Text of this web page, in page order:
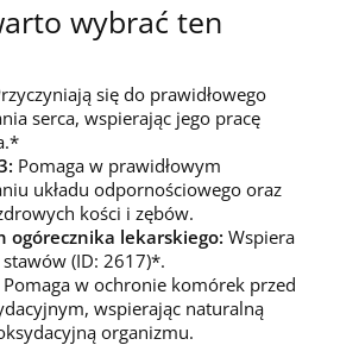
wybrać ten
się do prawidłowego
serca, wspierając jego pracę
Pomaga w prawidłowym
układu odpornościowego oraz
kości i zębów.
ogórecznika lekarskiego: Wspiera
(ID: 2617)*.
Pomaga w ochronie komórek przed
wspierając naturalną
organizmu.